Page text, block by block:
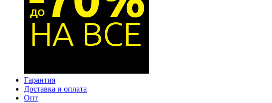
Гарантия
Доставка и оплата
Опт